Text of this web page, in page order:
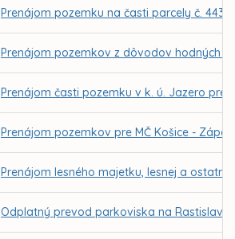
Prenájom pozemku na časti parcely č.
Prenájom pozemkov z dôvodov hodných
Prenájom časti pozemku v k. ú. Jazero pre
Prenájom pozemkov pre MČ Košice -
Prenájom lesného majetku, lesnej a
Odplatný prevod parkoviska na